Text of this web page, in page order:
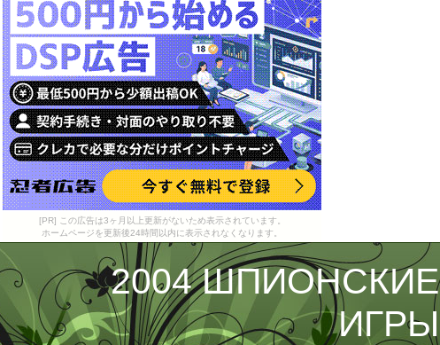
[PR] この広告は3ヶ月以上更新がないため表示されています。
ホームページを更新後24時間以内に表示されなくなります。
2004 ШПИОНСКИЕ
ИГРЫ